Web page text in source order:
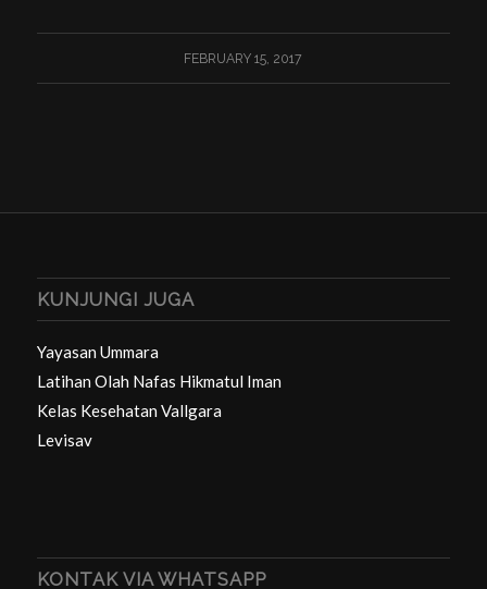
FEBRUARY 15, 2017
KUNJUNGI JUGA
Yayasan Ummara
Latihan Olah Nafas Hikmatul Iman
Kelas Kesehatan Vallgara
Levisav
KONTAK VIA WHATSAPP